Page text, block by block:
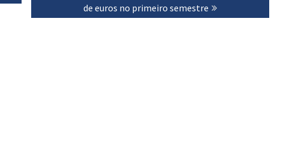
de euros no primeiro semestre